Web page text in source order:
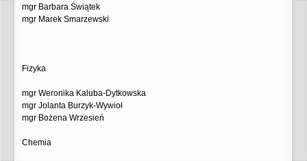
mgr Barbara Świątek
mgr Marek Smarzewski
Fizyka
mgr Weronika Kaluba-Dytkowska
mgr Jolanta Burzyk-Wywioł
mgr Bożena Wrzesień
Chemia